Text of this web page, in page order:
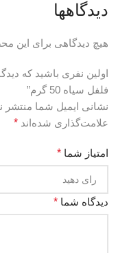
دیدگاهها
هیچ دیدگاهی برای این
اولین نفری باشید که
فلفل سیاه 50 گرم”
نشانی ایمیل شما منتشر
علامت‌گذاری شده‌اند *
امتیاز شما *
دیدگاه شما *